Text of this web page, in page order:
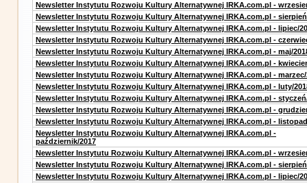
Newsletter Instytutu Rozwoju Kultury Alternatywnej IRKA.com.pl -
Newsletter Instytutu Rozwoju Kultury Alternatywnej IRKA.com.pl -
Newsletter Instytutu Rozwoju Kultury Alternatywnej IRKA.com.pl - lipiec/
Newsletter Instytutu Rozwoju Kultury Alternatywnej IRKA.com.pl -
Newsletter Instytutu Rozwoju Kultury Alternatywnej IRKA.com.pl - maj/
Newsletter Instytutu Rozwoju Kultury Alternatywnej IRKA.com.pl -
Newsletter Instytutu Rozwoju Kultury Alternatywnej IRKA.com.pl - marzec/
Newsletter Instytutu Rozwoju Kultury Alternatywnej IRKA.com.pl - luty/
Newsletter Instytutu Rozwoju Kultury Alternatywnej IRKA.com.pl -
Newsletter Instytutu Rozwoju Kultury Alternatywnej IRKA.com.pl -
Newsletter Instytutu Rozwoju Kultury Alternatywnej IRKA.com.pl -
Newsletter Instytutu Rozwoju Kultury Alternatywnej IRKA.com.pl -
październik/2017
Newsletter Instytutu Rozwoju Kultury Alternatywnej IRKA.com.pl -
Newsletter Instytutu Rozwoju Kultury Alternatywnej IRKA.com.pl -
Newsletter Instytutu Rozwoju Kultury Alternatywnej IRKA.com.pl - lipiec/